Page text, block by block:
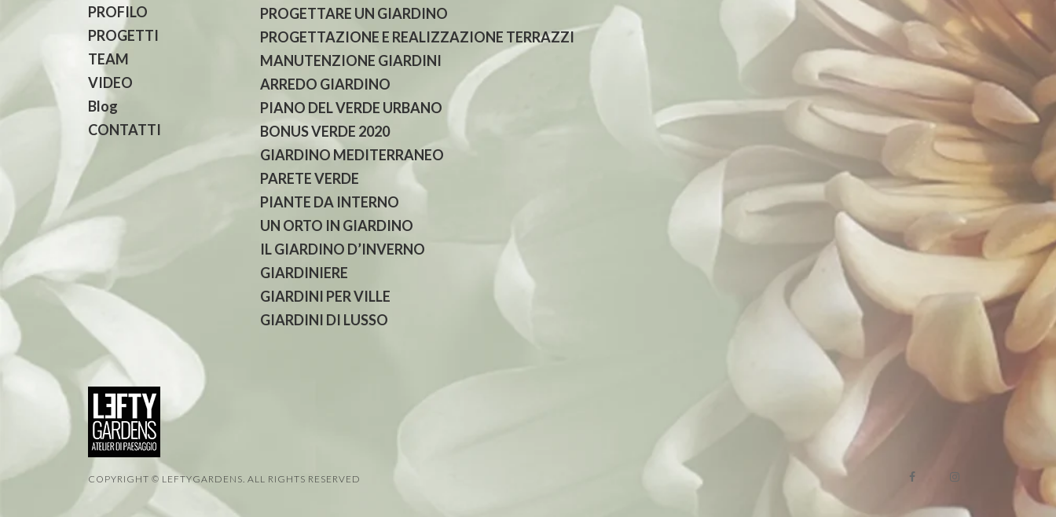
PROFILO
PROGETTI
TEAM
VIDEO
Blog
CONTATTI
PROGETTARE UN GIARDINO
PROGETTAZIONE E REALIZZAZIONE TERRAZZI
MANUTENZIONE GIARDINI
ARREDO GIARDINO
PIANO DEL VERDE URBANO
BONUS VERDE 2020
GIARDINO MEDITERRANEO
PARETE VERDE
PIANTE DA INTERNO
UN ORTO IN GIARDINO
IL GIARDINO D’INVERNO
GIARDINIERE
GIARDINI PER VILLE
GIARDINI DI LUSSO
COPYRIGHT © LEFTYGARDENS. ALL RIGHTS RESERVED